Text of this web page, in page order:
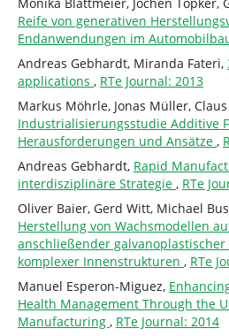
Reife von generativen
Endanwendungen im
Andreas Gebhardt, Miranda Fateri,
applications , RTe Journal: 2013
Markus Möhrle, Jonas Müller,
Industrialisierungsstudie Additive
Herausforderungen und Ansätze ,
Andreas Gebhardt, Rapid
interdisziplinäre Strategie , RTe
Oliver Baier, Gerd Witt, Michael
Herstellung von Wachsmodellen
anschließender
komplexer Innenstrukturen , RTe
Manuel Esperon-Miguez,
Health Management Through the
Manufacturing , RTe Journal: 2014